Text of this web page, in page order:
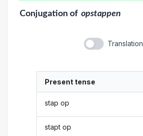
Conjugationof opstappen
Translation
Present tense
stap op
stapt op